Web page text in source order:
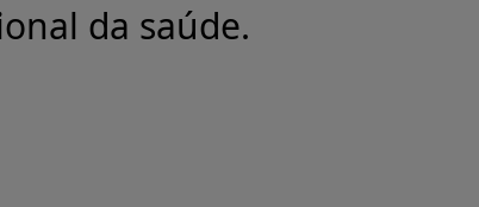
da saúde.